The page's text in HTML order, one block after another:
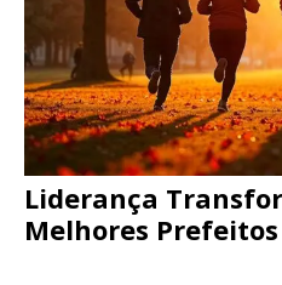
Liderança
Melhores